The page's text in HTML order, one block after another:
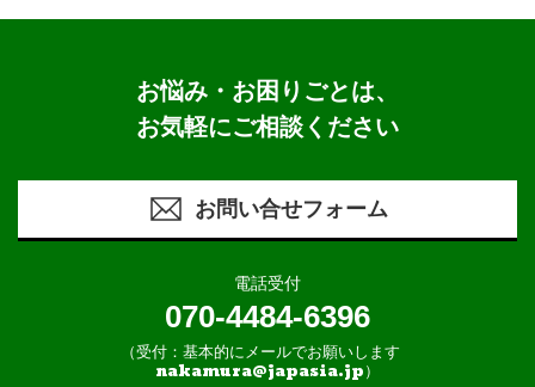
お悩み・お困りごとは、
お気軽にご相談ください
お問い合せフォーム
電話受付
070-4484-6396
（受付：基本的にメールでお願いします
nakamura@japasia.jp）